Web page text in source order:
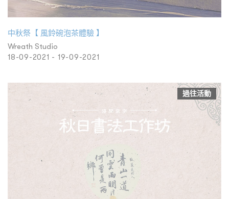
中秋祭【 風鈴碗泡茶體驗 】
Wreath Studio
18-09-2021 - 19-09-2021
過往活動